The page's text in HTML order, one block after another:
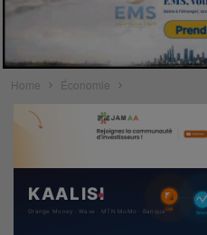
Home Économie